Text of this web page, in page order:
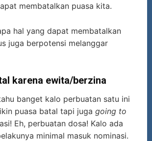
membatalkan puasa kita.
hal yang dapat membatalkan
juga berpotensi melanggar
karena ewita/berzina
banget kalo perbuatan satu ini
puasa batal tapi juga going to
Eh, perbuatan dosa! Kalo ada
minimal masuk nominasi.